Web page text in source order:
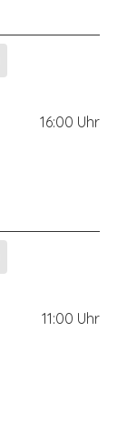
16:00 Uhr
11:00 Uhr